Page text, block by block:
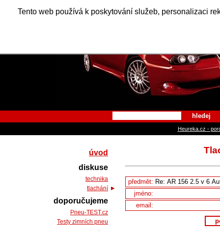
Tento web používá k poskytování služeb, personalizaci
Alfa
hledej
Heureka.cz -
předmět:
jméno:
email:
úvod
diskuse
technika
tlachání
doporučujeme
Pneu-TEST.cz
Testy zimních pneu